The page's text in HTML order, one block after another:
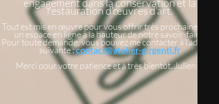
engagement dans la conservation et la
restauration d’œuvres d’art.
Tout est mis en œuvre pour vous offrir très prochainement
un espace en ligne à la hauteur de notre savoir-faire.
Pour toute demande, vous pouvez me contacter à l'adresse
suivante :contact@atelier-girgenti.fr
Merci pour votre patience et à très bientôt. Julien G